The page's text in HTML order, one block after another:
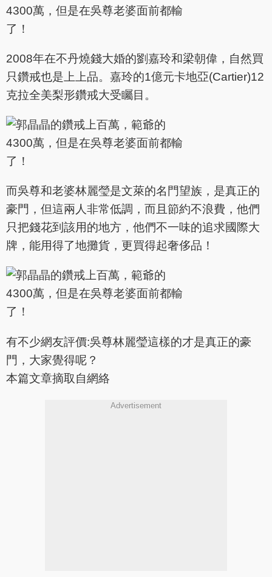
2008年在不丹燒錢大婚的劉嘉玲和梁朝偉，自然買
只鑽戒也是上上品。嘉玲的1億元卡地亞(Cartier)12
克拉全美梨形鑽戒大受矚目。
而吳尊和老婆林麗瑩是文萊的名門望族，是真正的
豪門，但這兩人非常低調，而且節約不浪費，他們
只把錢花到該用的地方，他們不一味的追求國際大
牌，能用得了地攤貨，更買得起奢侈品！
有不少網友評價:吳尊林麗瑩這樣的才是真正的豪
門，大家覺得呢？
本篇文章摘取自網絡
Advertisement